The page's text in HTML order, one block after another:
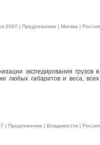
2007 | Предложение | Москва | Россия
экспедирования грузов в
любых габаритов и веса, всех
| Предложение | Владивосток | Россия